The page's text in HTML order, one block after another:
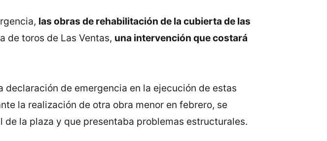
las obras de rehabilitación de la cubierta de las
de toros de Las Ventas, una intervención que costará
declaración de emergencia en la ejecución de estas
la realización de otra obra menor en febrero, se
la plaza y que presentaba problemas estructurales.